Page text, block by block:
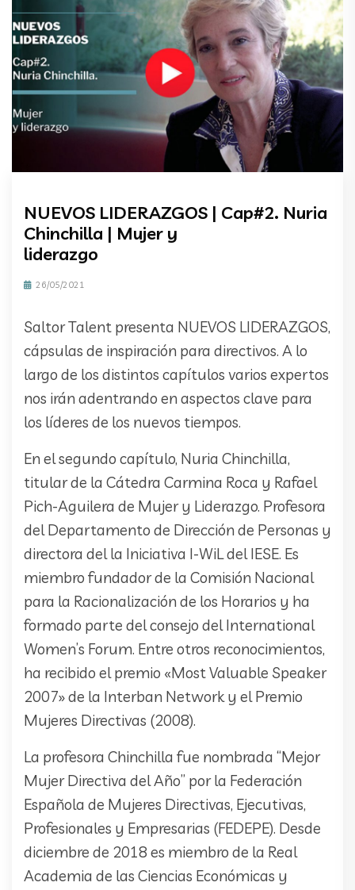
NUEVOS LIDERAZGOS | Cap#2. Nuria
Chinchilla | Mujer y
liderazgo
26/05/2021
Saltor Talent presenta NUEVOS LIDERAZGOS,
cápsulas de inspiración para directivos. A lo
largo de los distintos capítulos varios expertos
nos irán adentrando en aspectos clave para
los líderes de los nuevos tiempos.
En el segundo capítulo, Nuria Chinchilla,
titular de la Cátedra Carmina Roca y Rafael
Pich-Aguilera de Mujer y Liderazgo. Profesora
del Departamento de Dirección de Personas y
directora del la Iniciativa I-WiL del IESE. Es
miembro fundador de la Comisión Nacional
para la Racionalización de los Horarios y ha
formado parte del consejo del International
Women’s Forum. Entre otros reconocimientos,
ha recibido el premio «Most Valuable Speaker
2007» de la Interban Network y el Premio
Mujeres Directivas (2008).
La profesora Chinchilla fue nombrada “Mejor
Mujer Directiva del Año” por la Federación
Española de Mujeres Directivas, Ejecutivas,
Profesionales y Empresarias (FEDEPE). Desde
diciembre de 2018 es miembro de la Real
Academia de las Ciencias Económicas y